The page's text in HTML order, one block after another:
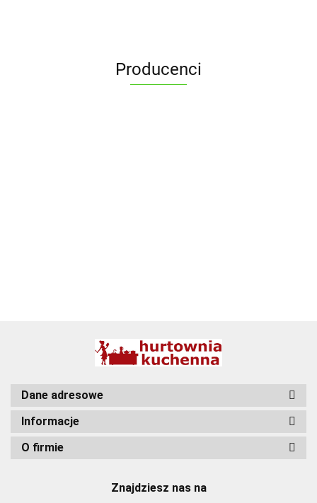
Producenci
Dane adresowe
Informacje
O firmie
Znajdziesz nas na